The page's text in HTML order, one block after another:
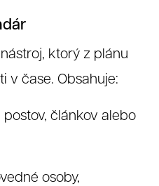
ktorý z plánu
v čase. Obsahuje:
článkov alebo
osoby,